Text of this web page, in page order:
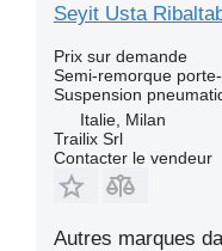
Seyit Usta
Prix sur demande
Semi-remorque
Suspension
Italie, Milan
Trailix Srl
Contacter le vendeur
Autres marques